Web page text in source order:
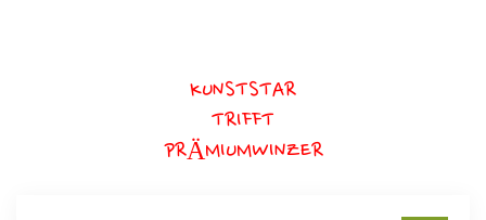
KUNSTSTAR
TRIFFT
PRÄMIUMWINZER